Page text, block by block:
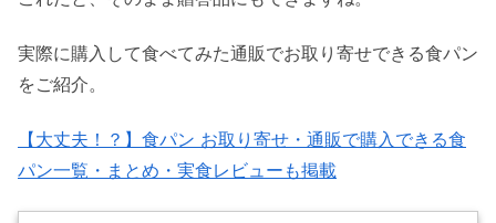
実際に購入して食べてみた通販でお取り寄せできる食パン
をご紹介。
【大丈夫！？】食パン お取り寄せ・通販で購入できる食
パン一覧・まとめ・実食レビューも掲載